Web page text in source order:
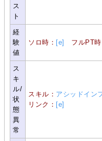
ス
ト
経
験
値
ソロ時： [e] フルPT
ス
キ
ル/
状
態
異
常
スキル： アシッドイン
リンク： [e]